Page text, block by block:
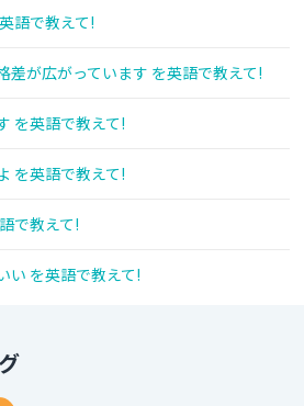
語で教えて!
差が広がっています を英語で教えて!
を英語で教えて!
を英語で教えて!
で教えて!
い を英語で教えて!